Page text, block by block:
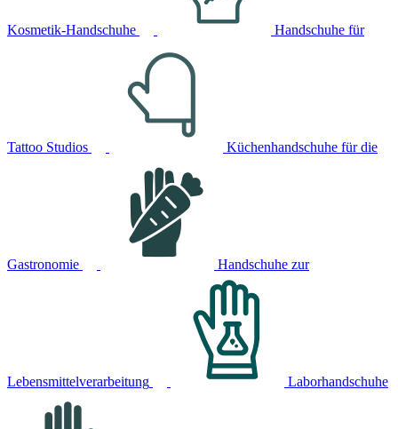
Kosmetik-Handschuhe Handschuhe für
Tattoo Studios Küchenhandschuhe für die
Gastronomie Handschuhe zur
Lebensmittelverarbeitung Laborhandschuhe